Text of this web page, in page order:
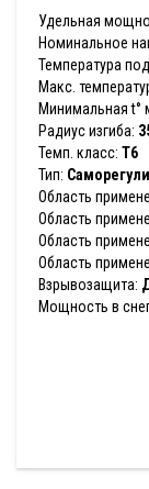
Удельная
Номинальное
Температура
Макс.
Минимальная t°
Радиус изгиба:
Темп. класс: T6
Тип:
Область
Область
Область
Область
Взрывозащита:
Мощность в